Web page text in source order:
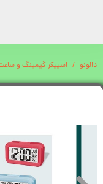
دالونو اسپیکر گیمینگ و